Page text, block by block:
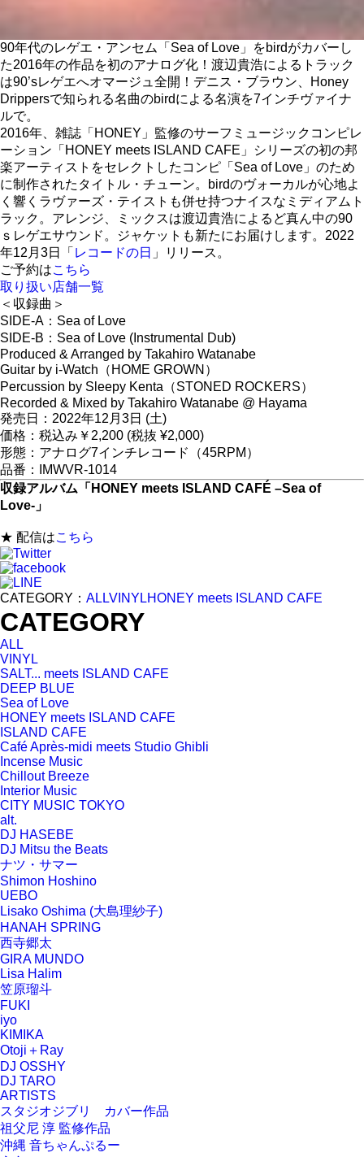
90年代のレゲエ・アンセム「Sea of Love」をbirdがカバーし
た2016年の作品を初のアナログ化！渡辺貴浩によるトラック
は90’sレゲエへオマージュ全開！デニス・ブラウン、Honey
Drippersで知られる名曲のbirdによる名演を7インチヴァイナ
ルで。
2016年、雑誌「HONEY」監修のサーフミュージックコンピレ
ーション「HONEY meets ISLAND CAFE」シリーズの初の邦
楽アーティストをセレクトしたコンピ「Sea of Love」のため
に制作されたタイトル・チューン。birdのヴォーカルが心地よ
く響くラヴァーズ・テイストも併せ持つナイスなミディアムト
ラック。アレンジ、ミックスは渡辺貴浩によるど真ん中の90
ｓレゲエサウンド。ジャケットも新たにお届けします。2022
年12月3日「 レコードの日 」リリース。
ご予約はこちら
取り扱い店舗一覧
＜収録曲＞
SIDE-A：Sea of Love
SIDE-B：Sea of Love (Instrumental Dub)
Produced & Arranged by Takahiro Watanabe
Guitar by i-Watch（HOME GROWN）
Percussion by Sleepy Kenta（STONED ROCKERS）
Recorded & Mixed by Takahiro Watanabe @ Hayama
発売日：2022年12月3日 (土)
価格：税込み￥2,200 (税抜 ¥2,000)
形態：アナログ7インチレコード（45RPM）
品番：IMWVR-1014
収録アルバム「HONEY meets ISLAND CAFÉ –Sea of
Love-」
★ 配信はこちら
CATEGORY： ALLVINYLHONEY meets ISLAND CAFE
CATEGORY
ALL
VINYL
SALT... meets ISLAND CAFE
DEEP BLUE
Sea of Love
HONEY meets ISLAND CAFE
ISLAND CAFE
Café Après-midi meets Studio Ghibli
Incense Music
Chillout Breeze
Interior Music
CITY MUSIC TOKYO
alt.
DJ HASEBE
DJ Mitsu the Beats
ナツ・サマー
Shimon Hoshino
UEBO
Lisako Oshima (大島理紗子)
HANAH SPRING
西寺郷太
GIRA MUNDO
Lisa Halim
笠原瑠斗
FUKI
iyo
KIMIKA
Otoji＋Ray
DJ OSSHY
DJ TARO
ARTISTS
スタジオジブリ カバー作品
祖父尼 淳 監修作品
沖縄 音ちゃんぷるー